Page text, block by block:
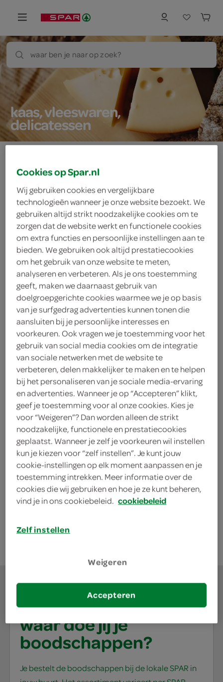
waar ben je naar op zoek?
kaas, vleeswaren,
delicatessen
Let op: aanbiedingen zijn niet zichtbaar bij de
producten, maar worden wél automatisch
verwerkt in de winkelmand.
delicatessen kaas
vegetarisch biologisch
filter (2)
La Vache qui rit cheez dippers
5 Stuks
3.89 kies je SPAR
La Vache qui rit La Vache Qui
Rit Smeerkaaspuntjes naturel
8 stuks
8 Stuks
waar doe jij je
boodschappen?
Je bestelt de boodschappen bij de lokale SPAR in
Cookies op Spar.nl
Wij gebruiken cookies en vergelijkbare
technologieën wanneer je onze website bezoekt. We
gebruiken altijd strikt noodzakelijke cookies om te
zorgen dat de website werkt en functionele cookies
om extra functies en persoonlijke instellingen aan te
bieden. We gebruiken ook altijd prestatiecookies
om het gebruik van onze website te meten,
analyseren en verbeteren. Als je ons toestemming
geeft, maken we daarnaast gebruik van
doelgroepgerichte cookies waarmee we je op basis
van je surfgedrag advertenties kunnen tonen die
aansluiten bij je persoonlijke interesses en
voorkeuren. Ook vragen we je toestemming voor het
gebruik van social media cookies om de integratie
van sociale netwerken met de website te
verbeteren, delen makkelijker te maken en te helpen
bij het personaliseren van je sociale media-ervaring
en advertenties. Wanneer je op “Accepteren” klikt,
geef je toestemming voor al onze cookies. Kies je
voor “Weigeren”? Dan worden alleen de strikt
noodzakelijke, functionele en prestatiecookies
geplaatst. Wanneer je zelf je voorkeuren wil instellen
kun je kiezen voor “zelf instellen”. Je kunt jouw
cookie-instellingen op elk moment aanpassen en je
toestemming intrekken. Meer informatie over de
cookies die wij gebruiken en hoe je ze kunt beheren,
vind je in ons cookiebeleid. cookiebeleid
Zelf instellen
Weigeren
Accepteren